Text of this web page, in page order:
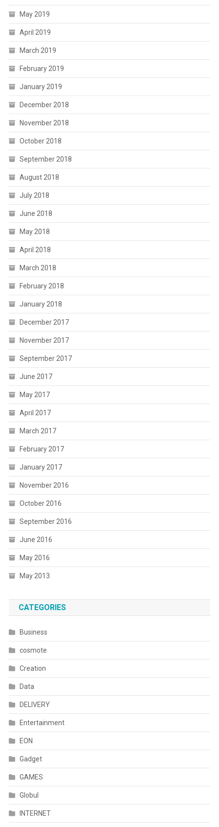
May 2019
April 2019
March 2019
February 2019
January 2019
December 2018
November 2018
October 2018
September 2018
August 2018
July 2018
June 2018
May 2018
April 2018
March 2018
February 2018
January 2018
December 2017
November 2017
September 2017
June 2017
May 2017
April 2017
March 2017
February 2017
January 2017
November 2016
October 2016
September 2016
June 2016
May 2016
May 2013
CATEGORIES
Business
cosmote
Creation
Data
DELIVERY
Entertainment
EON
Gadget
GAMES
Globul
INTERNET